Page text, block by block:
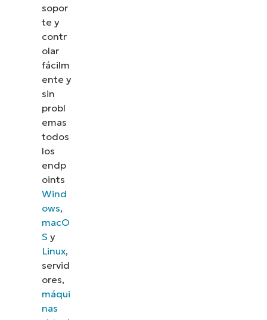
sopor
te y
contr
olar
fácilm
ente y
sin
probl
emas
todos
los
endp
oints
Wind
ows,
macO
S y
Linux,
servid
ores,
máqui
nas
Descubre NinjaOne en
Explora nuestras demos bajo demanda y descubre